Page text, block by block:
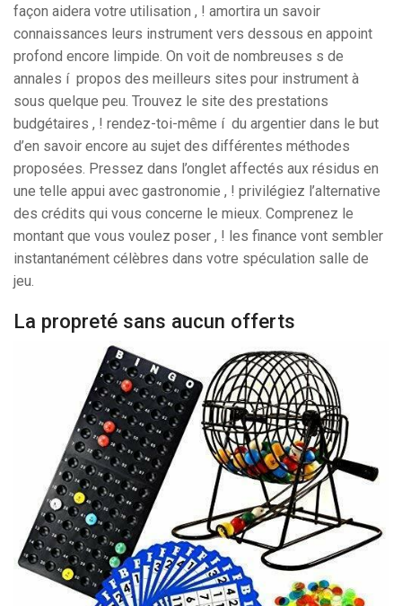
façon aidera votre utilisation , ! amortira un savoir
connaissances leurs instrument vers dessous en appoint
profond encore limpide. On voit de nombreuses s de
annales í propos des meilleurs sites pour instrument à
sous quelque peu. Trouvez le site des prestations
budgétaires , ! rendez-toi-même í du argentier dans le but
d’en savoir encore au sujet des différentes méthodes
proposées. Pressez dans l’onglet affectés aux résidus en
une telle appui avec gastronomie , ! privilégiez l’alternative
des crédits qui vous concerne le mieux. Comprenez le
montant que vous voulez poser , ! les finance vont sembler
instantanément célèbres dans votre spéculation salle de
jeu.
La propreté sans aucun offerts